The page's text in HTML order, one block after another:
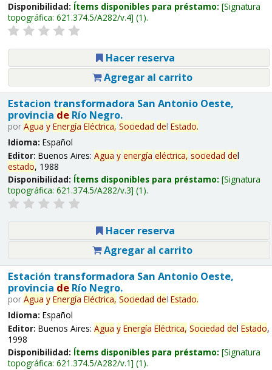
Disponibilidad: Ítems disponibles para préstamo: Signatura
topográfica: 621.374.5/A282/v.4 (1).
Hacer reserva
Agregar al carrito
Estacion transformadora San Antonio Oeste,
provincia deRío Negro.
por Agua y Energía Eléctrica, Sociedad del Estado.
Idioma: Español
Editor: Buenos Aires: Agua y energía eléctrica, sociedad del
estado, 1988
Disponibilidad: Ítems disponibles para préstamo: Signatura
topográfica: 621.374.5/A282/v.3 (1).
Hacer reserva
Agregar al carrito
Estación transformadora San Antonio Oeste,
provincia deRío Negro.
por Agua y Energía Eléctrica, Sociedad del Estado.
Idioma: Español
Editor: Buenos Aires: Agua y Energía Eléctrica, Sociedad del Estado,
1998
Disponibilidad: Ítems disponibles para préstamo: Signatura
topográfica: 621.374.5/A282/v.1 (1).